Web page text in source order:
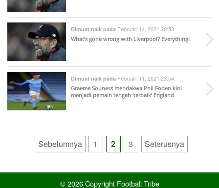
Dimuat naik pada Februari 14, 2021 20:53
What’s gone wrong with Liverpool? Everything!
Dimuat naik pada Februari 11, 2021 23:54
Graeme Souness mendakwa Phil Foden kini
menjadi pemain tengah ‘terbaik’ England
Posts
pagination
Sebelumnya 1 2 3 Seterusnya
© 2026 Copyright Football Tribe